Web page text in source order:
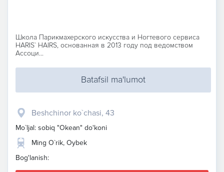
Школа Парикмахерского искусства и Ногтевого сервиса
HARIS` HAIRS, основанная в 2013 году под ведомством
Ассоци...
Batafsil ma'lumot
Beshchinor ko`chasi, 43
Mo`ljal: sobiq "Okean" do'koni
Ming O`rik, Oybek
Bog'lanish: